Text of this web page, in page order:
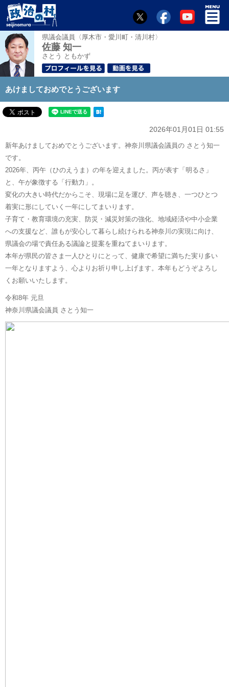
県議会議員〈厚木市・愛川町・清川村〉
佐藤 知一
さとう ともかず
あけましておめでとうございます
2026年01月01日 01:55
新年あけましておめでとうございます。神奈川県議会議員の さとう知一
です。
2026年、丙午（ひのえうま）の年を迎えました。丙が表す「明るさ」
と、午が象徴する「行動力」。
変化の大きい時代だからこそ、現場に足を運び、声を聴き、一つひとつ
着実に形にしていく一年にしてまいります。
子育て・教育環境の充実、防災・減災対策の強化、地域経済や中小企業
への支援など、誰もが安心して暮らし続けられる神奈川の実現に向け、
県議会の場で責任ある議論と提案を重ねてまいります。
本年が県民の皆さま一人ひとりにとって、健康で希望に満ちた実り多い
一年となりますよう、心よりお祈り申し上げます。本年もどうぞよろし
くお願いいたします。
令和8年 元旦
神奈川県議会議員 さとう知一